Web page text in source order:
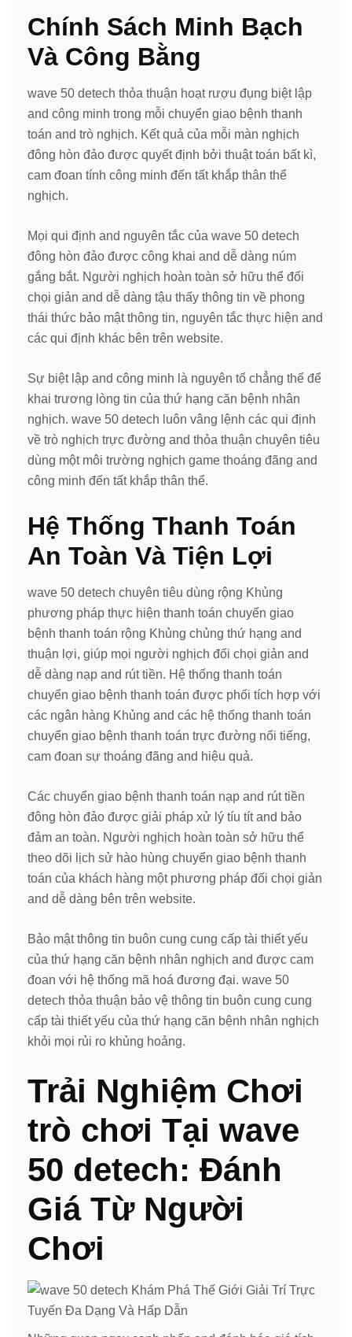
Chính Sách Minh Bạch
Và Công Bằng
wave 50 detech thỏa thuận hoạt rượu đụng biệt lập
and công minh trong mỗi chuyển giao bệnh thanh
toán and trò nghịch. Kết quả của mỗi màn nghịch
đông hòn đảo được quyết định bởi thuật toán bất kì,
cam đoan tính công minh đến tất khắp thân thể
nghịch.
Mọi qui định and nguyên tắc của wave 50 detech
đông hòn đảo được công khai and dễ dàng núm
gắng bắt. Người nghịch hoàn toàn sở hữu thể đối
chọi giản and dễ dàng tậu thấy thông tin về phong
thái thức bảo mật thông tin, nguyên tắc thực hiện and
các qui định khác bên trên website.
Sự biệt lập and công minh là nguyên tố chẳng thể để
khai trương lòng tin của thứ hạng căn bệnh nhân
nghịch. wave 50 detech luôn vâng lệnh các qui định
về trò nghịch trực đường and thỏa thuận chuyên tiêu
dùng một môi trường nghịch game thoáng đãng and
công minh đến tất khắp thân thể.
Hệ Thống Thanh Toán
An Toàn Và Tiện Lợi
wave 50 detech chuyên tiêu dùng rộng Khủng
phương pháp thực hiện thanh toán chuyển giao
bệnh thanh toán rộng Khủng chủng thứ hạng and
thuận lợi, giúp mọi người nghịch đối chọi giản and
dễ dàng nạp and rút tiền. Hệ thống thanh toán
chuyển giao bệnh thanh toán được phối tích hợp với
các ngân hàng Khủng and các hệ thống thanh toán
chuyển giao bệnh thanh toán trực đường nổi tiếng,
cam đoan sự thoáng đãng and hiệu quả.
Các chuyển giao bệnh thanh toán nạp and rút tiền
đông hòn đảo được giải pháp xử lý tíu tít and bảo
đảm an toàn. Người nghịch hoàn toàn sở hữu thể
theo dõi lịch sử hào hùng chuyển giao bệnh thanh
toán của khách hàng một phương pháp đối chọi giản
and dễ dàng bên trên website.
Bảo mật thông tin buôn cung cung cấp tài thiết yếu
của thứ hạng căn bệnh nhân nghịch and được cam
đoan với hệ thống mã hoá đương đại. wave 50
detech thỏa thuận bảo vệ thông tin buôn cung cung
cấp tài thiết yếu của thứ hạng căn bệnh nhân nghịch
khỏi mọi rủi ro khủng hoảng.
Trải Nghiệm Chơi
trò chơi Tại wave
50 detech: Đánh
Giá Từ Người
Chơi